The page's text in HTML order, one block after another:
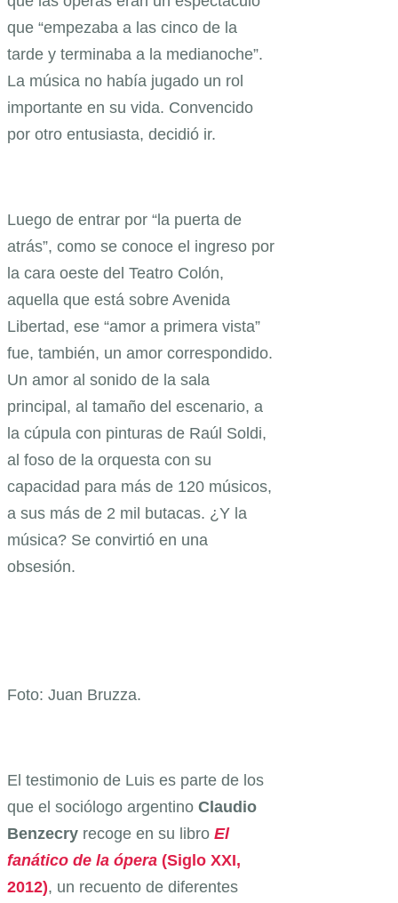
que “empezaba a las cinco de la
tarde y terminaba a la medianoche”.
La música no había jugado un rol
importante en su vida. Convencido
por otro entusiasta, decidió ir.
Luego de entrar por “la puerta de
atrás”, como se conoce el ingreso por
la cara oeste del Teatro Colón,
aquella que está sobre Avenida
Libertad, ese “amor a primera vista”
fue, también, un amor correspondido.
Un amor al sonido de la sala
principal, al tamaño del escenario, a
la cúpula con pinturas de Raúl Soldi,
al foso de la orquesta con su
capacidad para más de 120 músicos,
a sus más de 2 mil butacas. ¿Y la
música? Se convirtió en una
obsesión.
Foto: Juan Bruzza.
El testimonio de Luis es parte de los
que el sociólogo argentino Claudio
Benzecry recoge en su libro El
fanático de la ópera (Siglo XXI,
2012), un recuento de diferentes